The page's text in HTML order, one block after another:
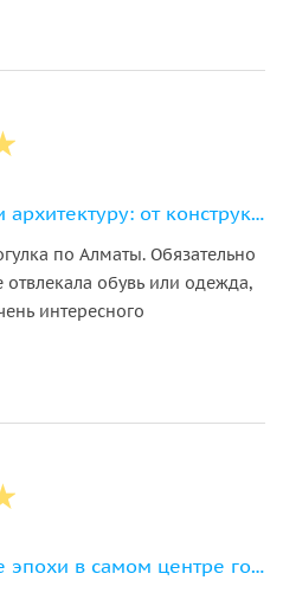
Алматы через историю и архитектуру: от конструктивизма к постмодернизму
по Алматы. Обязательно
отвлекала обувь или одежда,
интересного
«Золотой квадрат» — все эпохи в самом центре города